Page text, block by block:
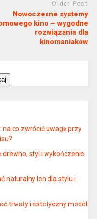
Older Post
Nowoczesne systemy
kino – wygodne
rozwiązania dla
kinomaniaków
na co zwrócić uwagę przy
drewno, styl i wykończenie
naturalny len dla stylu i
trwały i estetyczny model